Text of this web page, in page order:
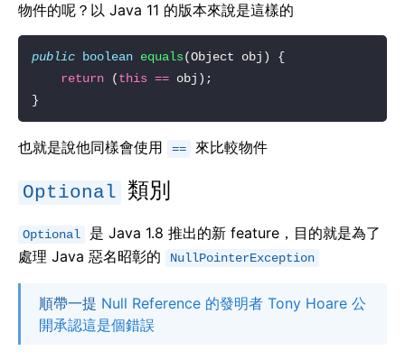
物件的呢？以 Java 11 的版本來說是這樣的
public boolean equals
return (this ==
也就是說他同樣會使用 == 來比較物件
Optional 類別
Optional
是 Java 1.8 推出的新 feature，目的就是為了
處理 Java 惡名昭彰的
NullPointerException
順帶一提 Null Reference 的發明者 Tony Hoare 公
開承認這是個錯誤